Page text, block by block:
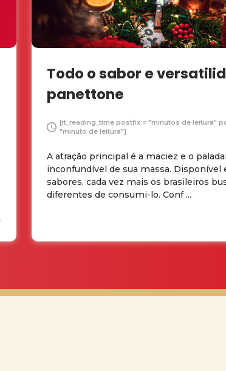
Todo o sabor e
panettone
[rt_reading_time postfix = "minutos de leitura"
"minuto de leitura"]
A atração principal é a maciez e o
inconfundível de sua massa. Disponível
sabores, cada vez mais os brasileiros
diferentes de consumi-lo. Conf ...